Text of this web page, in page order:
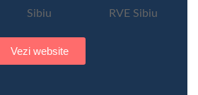
Vezi website